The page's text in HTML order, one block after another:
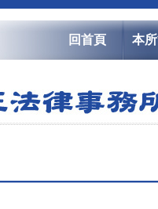
回首頁 本